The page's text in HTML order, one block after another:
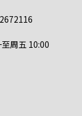
周五 10:00